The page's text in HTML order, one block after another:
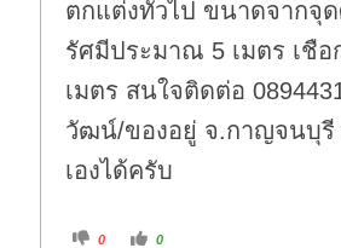
ตกแต่งทั่วไป ขนาดจากจุ
รัศมีประมาณ 5 เมตร เชือ
เมตร สนใจติดต่อ
วัฒน์/ของอยู่ จ.กาญจนบุรี
เองได้ครับ
C 0
C 0